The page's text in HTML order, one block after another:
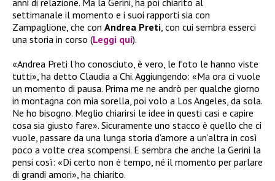
settimanale il momento e i suoi rapporti sia con
Zampaglione, che con Andrea Preti , con cui sembra esserci
una storia in corso (Leggi qui).
«Andrea Preti l’ho conosciuto, è vero, le foto le hanno viste
tutti», ha detto Claudia a Chi. Aggiungendo: «Ma ora ci vuole
un momento di pausa. Prima me ne andrò per qualche giorno
in montagna con mia sorella, poi volo a Los Angeles, da sola.
Ne ho bisogno. Meglio chiarirsi le idee in questi casi e capire
cosa sia giusto fare». Sicuramente uno stacco è quello che ci
vuole, passare da una lunga storia d’amore a un’altra in così
poco a volte crea scompensi. E sembra che anche la Gerini la
pensi così: «Di certo non è tempo, né il momento per parlare
di grandi amori», ha chiarito.